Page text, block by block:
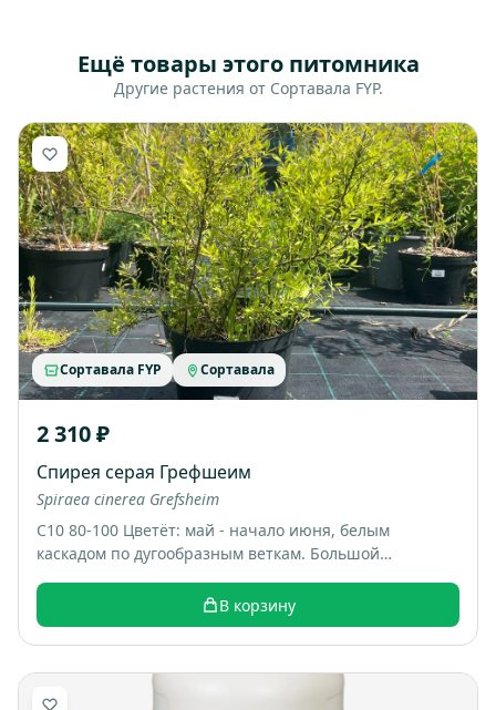
Ещё товары этого питомника
Другие растения от Сортавала FYP.
Сортавала FYP Сортавала
2 310 ₽
Спирея серая Грефшеим
Spiraea cinerea Grefsheim
С10 80-100 Цветёт: май - начало июня, белым
каскадом по дугообразным веткам. Большой
цветами, выглядит как “белый фонтан”. Итоговый
размер: примерно 1,5-2 м высотой и шириной.
В корзину